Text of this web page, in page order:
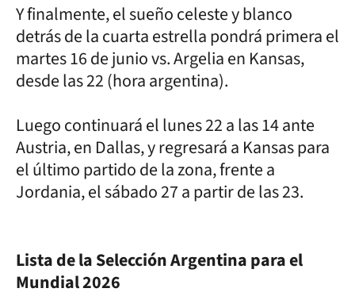
Y finalmente, el sueño celeste y blanco
detrás de la cuarta estrella pondrá primera el
martes 16 de junio vs. Argelia en Kansas,
desde las 22 (hora argentina).
Luego continuará el lunes 22 a las 14 ante
Austria, en Dallas, y regresará a Kansas para
el último partido de la zona, frente a
Jordania, el sábado 27 a partir de las 23.
Lista de la Selección Argentina para el
Mundial 2026